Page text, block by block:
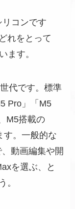
コンです
れをとって
ます。
代です。標準
Pro」「M5
M5搭載の
す。一般的な
動画編集や開
を選ぶ、と
。